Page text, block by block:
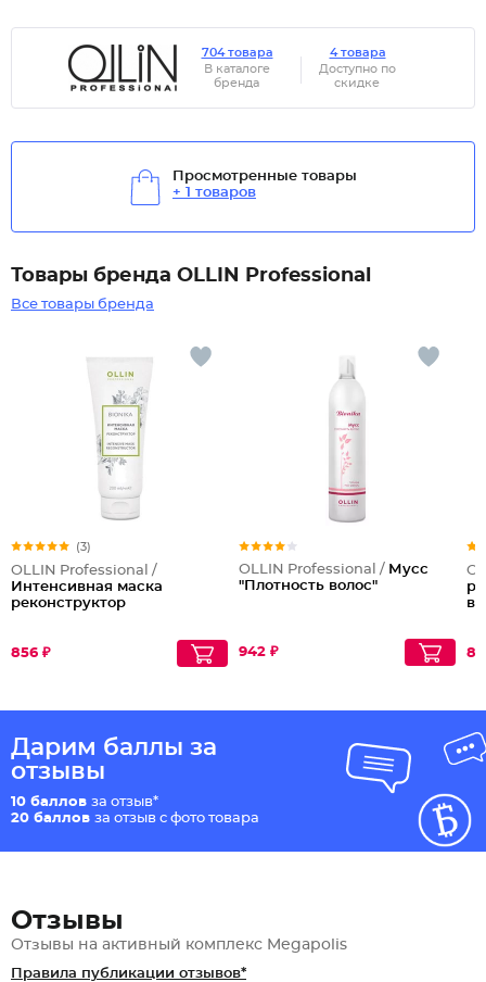
704 товара
В каталоге
бренда
4 товара
Доступно по
скидке
Просмотренные товары
+ 1 товаров
Товары бренда OLLIN Professional
Все товары бренда
(3)
OLLIN Professional /
Интенсивная маска
реконструктор
856 ₽
OLLIN Professional / Мусс
"Плотность волос"
942 ₽
Дарим баллы за
отзывы
10 баллов за отзыв*
20 баллов за отзыв с фото товара
Отзывы
Отзывы на активный комплекс Megapolis
Правила публикации отзывов*